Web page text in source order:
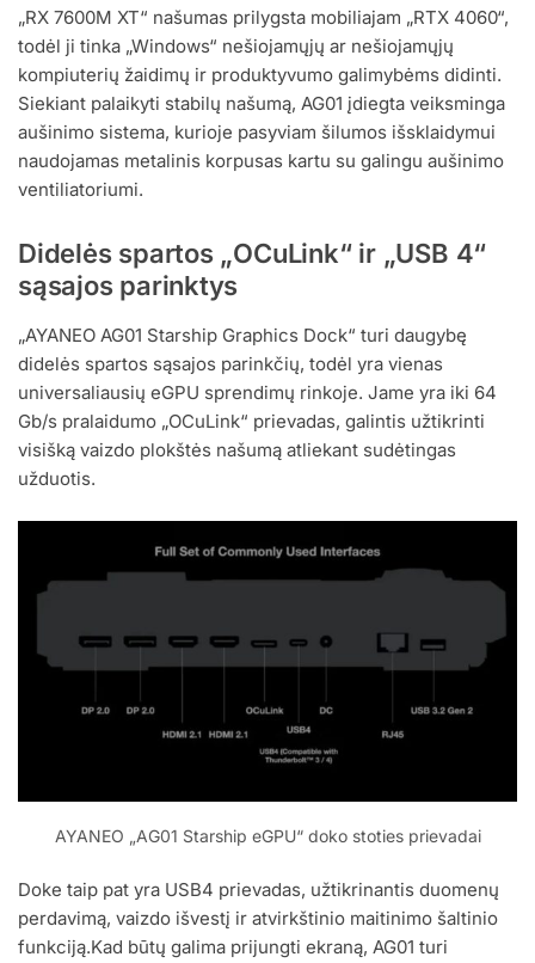
„RX 7600M XT“ našumas prilygsta mobiliajam „RTX 4060“,
todėl ji tinka „Windows“ nešiojamųjų ar nešiojamųjų
kompiuterių žaidimų ir produktyvumo galimybėms didinti.
Siekiant palaikyti stabilų našumą, AG01 įdiegta veiksminga
aušinimo sistema, kurioje pasyviam šilumos išsklaidymui
naudojamas metalinis korpusas kartu su galingu aušinimo
ventiliatoriumi.
Didelės spartos „OCuLink“ ir „USB 4“
sąsajos parinktys
„AYANEO AG01 Starship Graphics Dock“ turi daugybę
didelės spartos sąsajos parinkčių, todėl yra vienas
universaliausių eGPU sprendimų rinkoje. Jame yra iki 64
Gb/s pralaidumo „OCuLink“ prievadas, galintis užtikrinti
visišką vaizdo plokštės našumą atliekant sudėtingas
užduotis.
AYANEO „AG01 Starship eGPU“ doko stoties prievadai
Doke taip pat yra USB4 prievadas, užtikrinantis duomenų
perdavimą, vaizdo išvestį ir atvirkštinio maitinimo šaltinio
funkciją.Kad būtų galima prijungti ekraną, AG01 turi